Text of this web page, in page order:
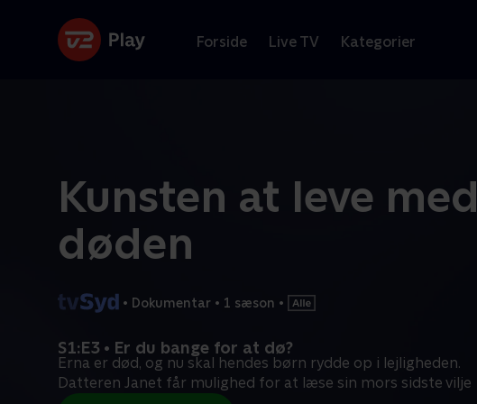
Forside Live TV Kategorier
Kunsten at leve med
døden
• Dokumentar • 1 sæson •
S1:E3 • Er du bange for at dø?
Erna er død, og nu skal hendes børn rydde op i lejligheden.
Datteren Janet får mulighed for at læse sin mors sidste vilje